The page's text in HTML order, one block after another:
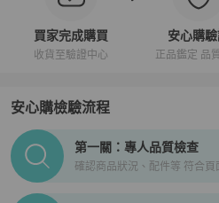
買家完成購買
收貨至驗證中心
安心購
正品鑑定 品
安心購檢驗流程
PopChill拍拍圈正品驗證、安心
第一關：專人品質檢查
確認商品狀況、配件等 符合頁